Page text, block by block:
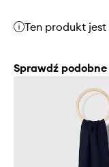
Ten produkt
Sprawdź